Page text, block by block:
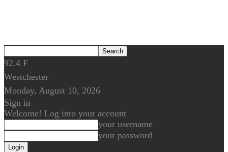
92.4 F
Westchester
Monday, August 10, 2026
Sign in
Welcome! Log into your account
your username
your password